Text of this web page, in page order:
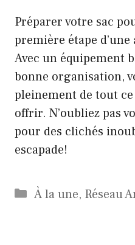
Préparer votre sac
première étape
Avec un équipement
bonne organisation,
pleinement de tout
offrir. N’oubliez pas
pour des clichés
escapade!
Catégories
À la une, Réseau